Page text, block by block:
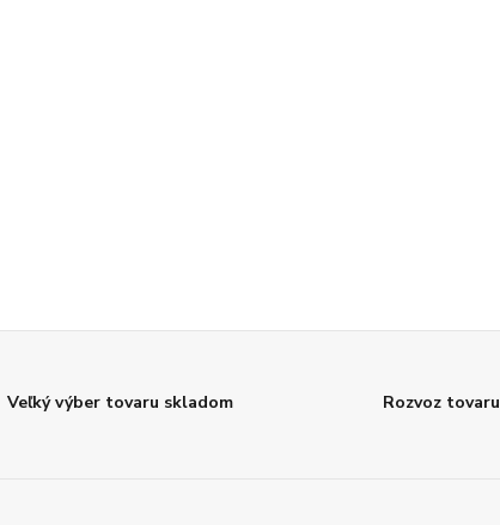
Veľký výber tovaru skladom Rozvoz tovaru